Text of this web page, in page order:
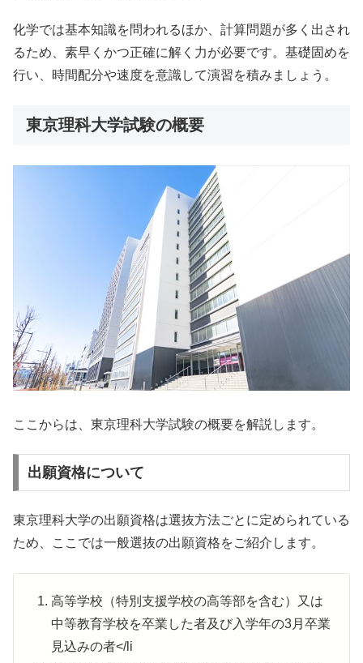
化学では基本知識を問われるほか、計算問題が多く出され
るため、素早くかつ正確に解く力が必要です。基礎固めを
行い、時間配分や速度を意識して演習を積みましょう。
東京理科大学試験の概要
ここからは、東京理科大学試験の概要を解説します。
出願資格について
東京理科大学の出願資格は選抜方法ごとに定められている
ため、ここでは一般選抜の出願資格をご紹介します。
高等学校（特別支援学校の高等部を含む）又は
中等教育学校を卒業した者及び入学年の3月卒業
見込みの者</li